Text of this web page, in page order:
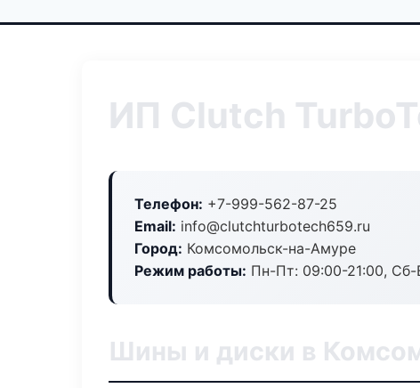
ИП Clutch
Телефон: +7-999-562-87-25
Email: info@clutchturbotech659.ru
Город: Комсомольск-на-Амуре
Режим работы: Пн-Пт: 09:00-21:00, Сб-
Шины и диски в